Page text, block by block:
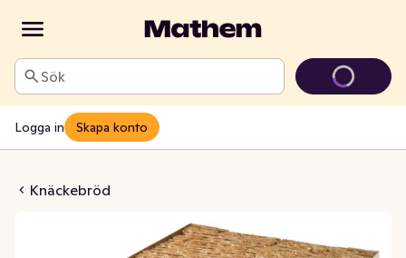
Sök
Logga in Skapa konto
Knäckebröd
Havre